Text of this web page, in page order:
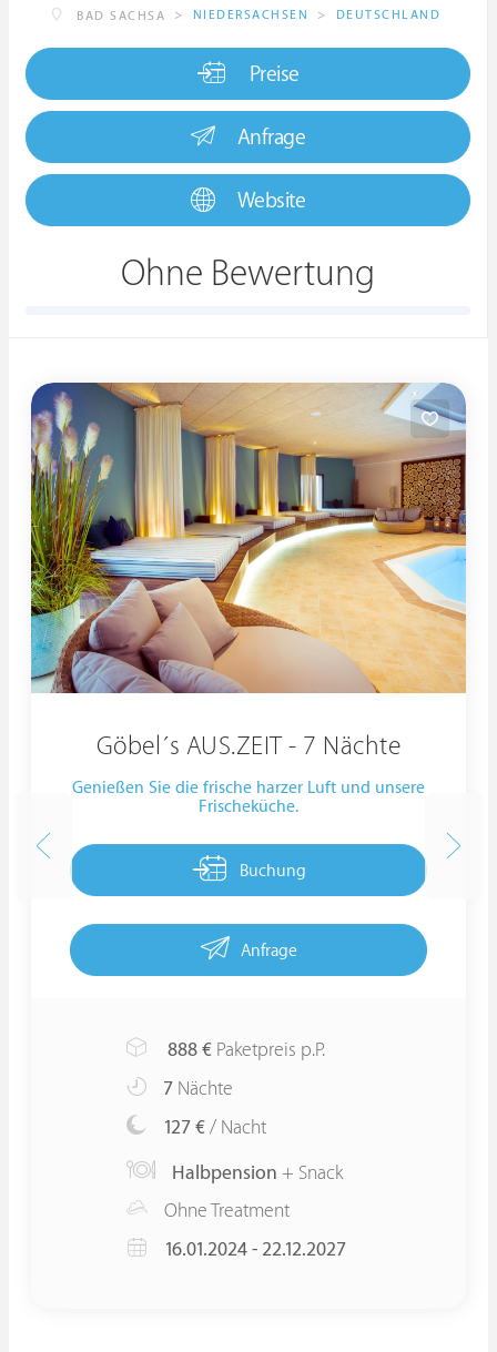
BAD SACHSA > NIEDERSACHSEN > DEUTSCHLAND
Preise
Anfrage
Website
Ohne Bewertung
Göbel´s AUS.ZEIT - 7 Nächte
Genießen Sie die frische harzer Luft und unsere
Frischeküche.
Buchung
Anfrage
888 € Paketpreis p.P.
7 Nächte
127 € / Nacht
Halbpension + Snack
Ohne Treatment
16.01.2024 - 22.12.2027